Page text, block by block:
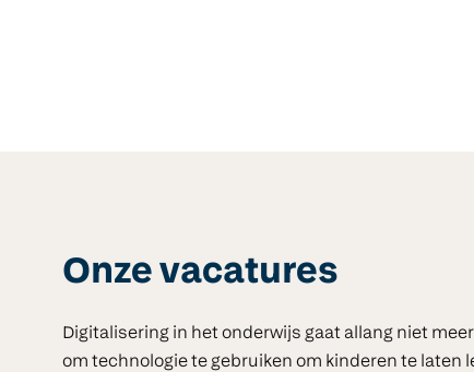
Onze vacatures
Digitalisering in het onderwijs gaat allang niet
om technologie te gebruiken om kinderen te laten